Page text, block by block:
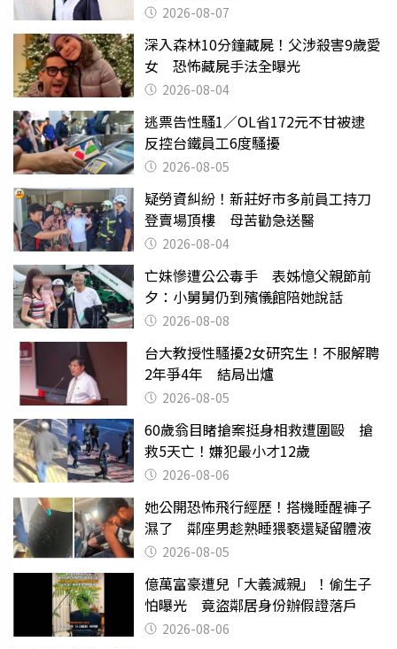
2026-08-07
深入森林10分鐘藏屍！父涉殺害9歲愛
女 恐怖藏屍手法全曝光
2026-08-04
逃票告性騷1／OL省172元不甘被逮
反控台鐵員工6度騷擾
2026-08-05
疑勞資糾紛！新莊好市多前員工持刀
登賣場頂樓 母苦勸急送醫
2026-08-04
亡妹慘遭公公毒手 表姊憶父親節前
夕：小舅舅仍到殯儀館陪她說話
2026-08-08
台大教授性騷擾2女研究生！不服解聘
2年爭4年 結局出爐
2026-08-05
60歲翁目睹搶案挺身相救遭圍毆 搶
救5天亡！嫌犯最小才12歲
2026-08-06
她公開恐怖飛行經歷！搭機睡醒褲子
濕了 鄰座男趁熟睡猥褻還疑留體液
2026-08-05
億萬富豪遭兒「大義滅親」！偷生子
怕曝光 竟盜鄰居身份辦假證落戶
2026-08-06